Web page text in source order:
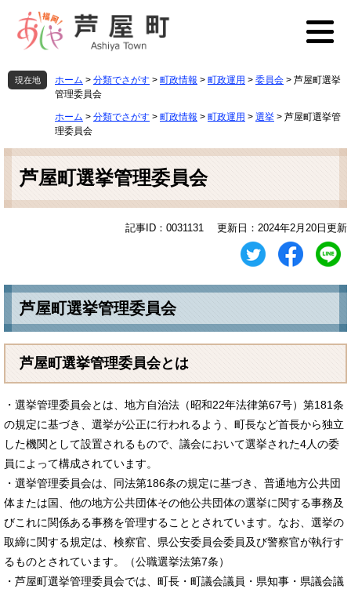
先
頭
を
飛
現在地 ホーム > 分類でさがす > 町政情報 > 町政運用 > 委員会 > 芦屋町選挙
管理委員会
ホーム > 分類でさがす > 町政情報 > 町政運用 > 選挙 > 芦屋町選挙管
理委員会
本
芦屋町選挙管理委員会
記事ID：0031131 更新日：2024年2月20日更新
芦屋町選挙管理委員会
芦屋町選挙管理委員会とは
・選挙管理委員会とは、地方自治法（昭和22年法律第67号）第181条
の規定に基づき、選挙が公正に行われるよう、町長など首長から独立
した機関として設置されるもので、議会において選挙された4人の委
員によって構成されています。
・選挙管理委員会は、同法第186条の規定に基づき、普通地方公共団
体または国、他の地方公共団体その他公共団体の選挙に関する事務及
びこれに関係ある事務を管理することとされています。なお、選挙の
取締に関する規定は、検察官、県公安委員会委員及び警察官が執行す
るものとされています。（公職選挙法第7条）
・芦屋町選挙管理委員会では、町長・町議会議員・県知事・県議会議